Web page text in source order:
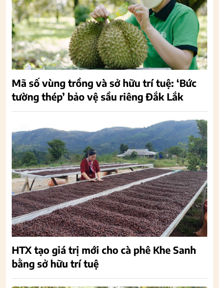
Mã số vùng trồng và sở hữu trí tuệ: ‘Bức
tường thép’ bảo vệ sầu riêng Đắk Lắk
HTX tạo giá trị mới cho cà phê Khe Sanh
bằng sở hữu trí tuệ